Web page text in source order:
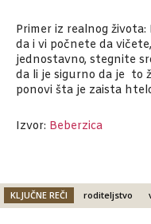
Primer iz realnog
da i vi počnete da
jednostavno, stegnite
da li je sigurno da je to
ponovi šta je zaista
Izvor: Beberzica
KLJUČNE REČI roditeljstvo